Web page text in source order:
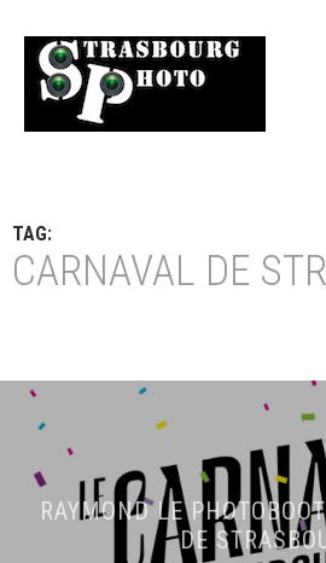
TAG:
CARNAVAL DE
RAYMOND LE
DE